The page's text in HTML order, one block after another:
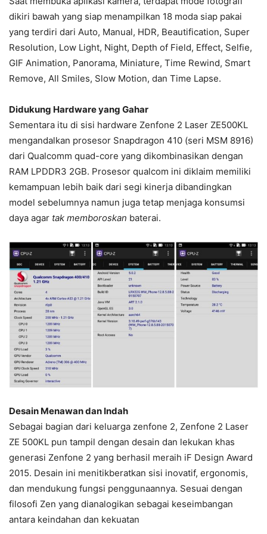
dikiri bawah yang siap menampilkan 18 moda siap pakai
yang terdiri dari Auto, Manual, HDR, Beautification, Super
Resolution, Low Light, Night, Depth of Field, Effect, Selfie,
GIF Animation, Panorama, Miniature, Time Rewind, Smart
Remove, All Smiles, Slow Motion, dan Time Lapse.
Didukung Hardware yang Gahar
Sementara itu di sisi hardware Zenfone 2 Laser ZE500KL
mengandalkan prosesor Snapdragon 410 (seri MSM 8916)
dari Qualcomm quad-core yang dikombinasikan dengan
RAM LPDDR3 2GB. Prosesor qualcom ini diklaim memiliki
kemampuan lebih baik dari segi kinerja dibandingkan
model sebelumnya namun juga tetap menjaga konsumsi
daya agar tak memboroskan baterai.
Desain Menawan dan Indah
Sebagai bagian dari keluarga zenfone 2, Zenfone 2 Laser
ZE 500KL pun tampil dengan desain dan lekukan khas
generasi Zenfone 2 yang berhasil meraih iF Design Award
2015. Desain ini menitikberatkan sisi inovatif, ergonomis,
dan mendukung fungsi penggunaannya. Sesuai dengan
filosofi Zen yang dianalogikan sebagai keseimbangan
antara keindahan dan kekuatan